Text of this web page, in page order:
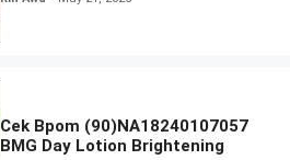
Cek Bpom (90)NA18240107057
BMG Day Lotion Brightening